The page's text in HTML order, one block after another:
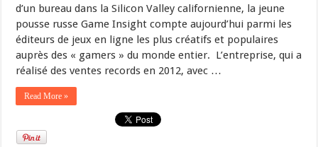
d’un bureau dans la Silicon Valley californienne, la jeune
pousse russe Game Insight compte aujourd’hui parmi les
éditeurs de jeux en ligne les plus créatifs et populaires
auprès des « gamers » du monde entier. L’entreprise, qui a
réalisé des ventes records en 2012, avec …
Read More »